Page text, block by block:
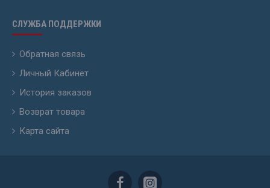
СЛУЖБА ПОДДЕРЖКИ
Обратная связь
Личный Кабинет
История заказов
Возврат товара
Карта сайта